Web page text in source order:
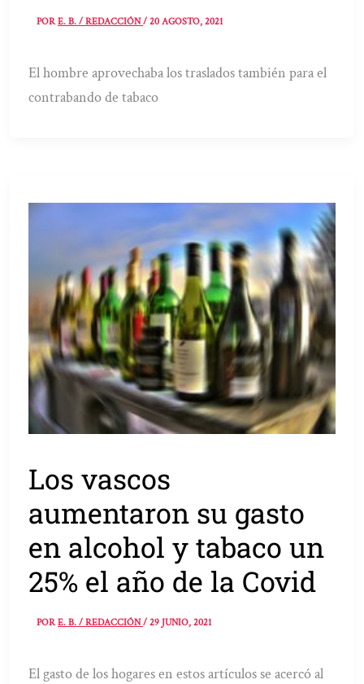
PORE. B. / REDACCIÓN/20 AGOSTO, 2021
El hombre aprovechaba los traslados también para el
contrabando de tabaco
Los vascos
aumentaron su gasto
en alcohol y tabaco un
25% el año de la Covid
PORE. B. / REDACCIÓN/29 JUNIO, 2021
El gasto de los hogares en estos artículos se acercó al